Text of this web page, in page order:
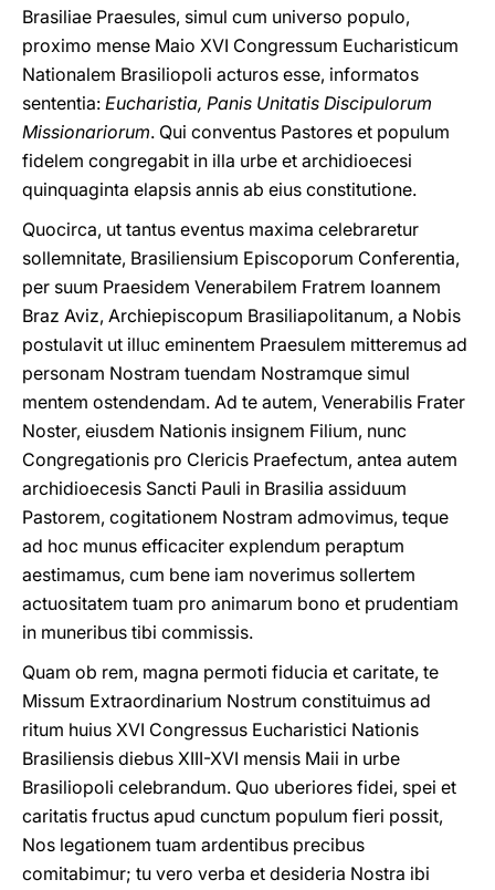
Brasiliae Praesules, simul cum universo populo,
proximo mense Maio XVI Congressum Eucharisticum
Nationalem Brasiliopoli acturos esse, informatos
sententia: Eucharistia, Panis Unitatis Discipulorum
Missionariorum. Qui conventus Pastores et populum
fidelem congregabit in illa urbe et archidioecesi
quinquaginta elapsis annis ab eius constitutione.
Quocirca, ut tantus eventus maxima celebraretur
sollemnitate, Brasiliensium Episcoporum Conferentia,
per suum Praesidem Venerabilem Fratrem Ioannem
Braz Aviz, Archiepiscopum Brasiliapolitanum, a Nobis
postulavit ut illuc eminentem Praesulem mitteremus ad
personam Nostram tuendam Nostramque simul
mentem ostendendam. Ad te autem, Venerabilis Frater
Noster, eiusdem Nationis insignem Filium, nunc
Congregationis pro Clericis Praefectum, antea autem
archidioecesis Sancti Pauli in Brasilia assiduum
Pastorem, cogitationem Nostram admovimus, teque
ad hoc munus efficaciter explendum peraptum
aestimamus, cum bene iam noverimus sollertem
actuositatem tuam pro animarum bono et prudentiam
in muneribus tibi commissis.
Quam ob rem, magna permoti fiducia et caritate, te
Missum Extraordinarium Nostrum constituimus ad
ritum huius XVI Congressus Eucharistici Nationis
Brasiliensis diebus XIII-XVI mensis Maii in urbe
Brasiliopoli celebrandum. Quo uberiores fidei, spei et
caritatis fructus apud cunctum populum fieri possit,
Nos legationem tuam ardentibus precibus
comitabimur; tu vero verba et desideria Nostra ibi